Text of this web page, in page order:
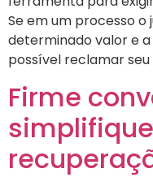
Se em um processo o
determinado valor e
possível reclamar
Firme